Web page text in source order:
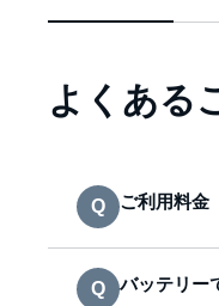
よくある
ご利用料金
バッテリー